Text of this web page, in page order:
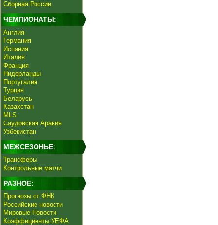
Сборная России
ЧЕМПИОНАТЫ:
Англия
Германия
Испания
Италия
Франция
Нидерланды
Португалия
Турция
Беларусь
Казахстан
MLS
Саудовская Аравия
Узбекистан
МЕЖСЕЗОНЬЕ:
Трансферы
Контрольные матчи
РАЗНОЕ:
Прогнозы от ФНК
Российские новости
Мировые Новости
Коэффициенты УЕФА